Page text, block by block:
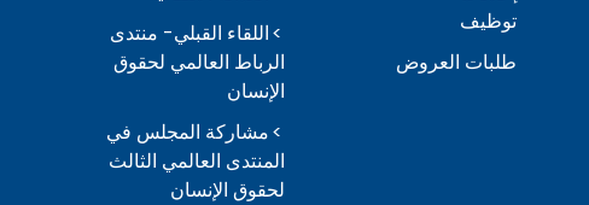
توظيف
طلبات العروض
اللقاء القبلي- منتدى
الرباط العالمي لحقوق
الإنسان
مشاركة المجلس في
المنتدى العالمي الثالث
لحقوق الإنسان